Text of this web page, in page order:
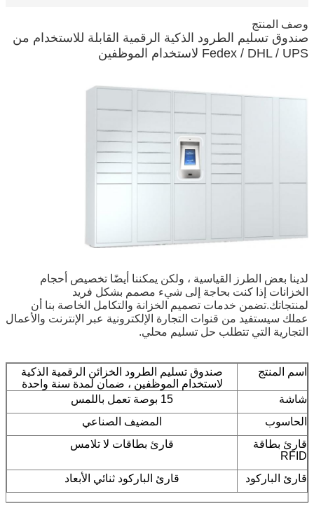
وصف المنتج
صندوق تسليم الطرود الذكية الرقمية القابلة للاستخدام من
Fedex / DHL / UPS لاستخدام الموظفين
لدينا بعض الطرز القياسية ، ولكن يمكننا أيضًا تخصيص أحجام
الخزانات إذا كنت بحاجة إلى شيء مصمم بشكل فريد
لمنتجاتك.تضمن خدمات تصميم الخزانة والتكامل الخاصة بنا أن
عملك سيستفيد من قنوات التجارة الإلكترونية عبر الإنترنت والأعمال
التجارية التي تتطلب حل تسليم محلي.
اسم المنتج
صندوق تسليم الطرود الخزائن الرقمية الذكية
لاستخدام الموظفين ، ضمان لمدة سنة واحدة
شاشة
15 بوصة تعمل باللمس
الحاسوب
المضيف الصناعي
قارئ بطاقة
RFID
قارئ بطاقات لا تلامس
قارئ الباركود قارئ الباركود ثنائي الأبعاد